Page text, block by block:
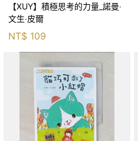
【XUY】積極思考的力量_諾曼‧
文生‧皮爾
NT$ 109